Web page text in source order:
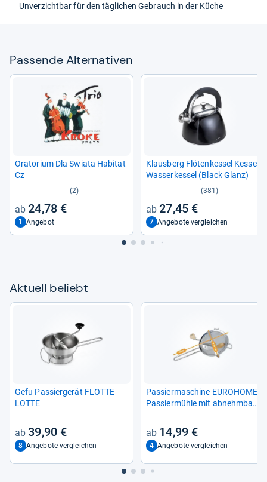
Unver­zicht­bar für den täg­li­chen Gebrauch in der Küche
Pas­sende Alter­na­ti­ven
Ora­to­rium Dla Swiata Habi­tat
Cz
(2)
24,78 €
1 Angebot
Klaus­berg Flö­ten­kes­sel Kes­sel
Was­ser­kes­sel (Black Glanz)
(381)
27,45 €
7 Angebote vergleichen
Aktu­ell beliebt
Gefu Pas­sier­ge­rät FLOTTE
LOTTE
39,90 €
8 Angebote vergleichen
Pas­sier­ma­schine EURO­HOME
Pas­sier­mühle mit abnehm­ba­
Pas­sier­sieb mit Holz­griff
39cm14,99 €
4 Angebote vergleichen